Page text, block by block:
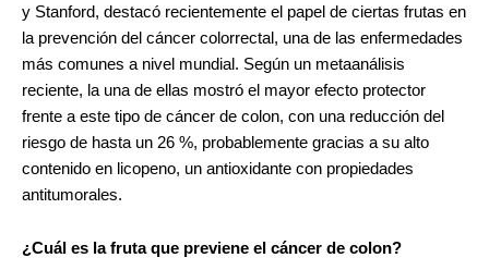
y Stanford, destacó recientemente el papel de ciertas frutas en
la prevención del cáncer colorrectal, una de las enfermedades
más comunes a nivel mundial. Según un metaanálisis
reciente, la una de ellas mostró el mayor efecto protector
frente a este tipo de cáncer de colon, con una reducción del
riesgo de hasta un 26 %, probablemente gracias a su alto
contenido en licopeno, un antioxidante con propiedades
antitumorales.
¿Cuál es la fruta que previene el cáncer de colon?